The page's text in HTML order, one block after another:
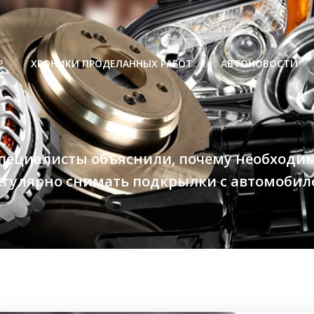
ХРОНИКИ ПРОДЕЛАННЫХ РАБОТ АВТОНОВОСТИ
объяснили, почему
снимать подкрылки с